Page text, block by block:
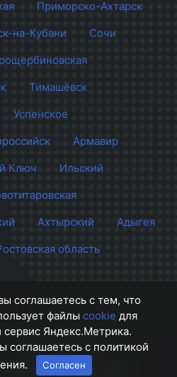
Приморско-Ахтарск
на-Кубани
Сочи
Тимашёвск
Успенское
Армавир
Ключ
Ильский
Ахтырский
Адыгея
область
- 2026 СМИ Кубани
Напишите нам
соглашаетесь с тем, что
файлы cookie для
сервис Яндекс.Метрика.
соглашаетесь с политикой
Согласен